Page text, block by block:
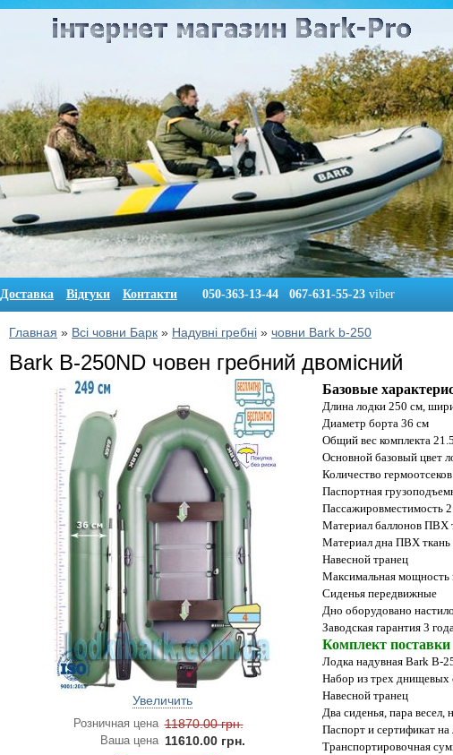
Доставка Відгуки Контакти 050-363-13-44 067-631-55-23 viber
Главная » Всі човни Барк » Надувні гребні » човни Bark b-250
Bark B-250ND човен гребний двомісний
Увеличить
Розничная цена 11870.00 грн.
Ваша цена 11610.00 грн.
Базовые
Длина лодки 250 см,
Диаметр борта 36 см
Общий вес комплекта
Основной базовый цвет
Количество
Паспортная
Пассажировместимость 2
Материал баллонов ПВХ
Материал дна ПВХ ткань
Навесной транец
Максимальная мощность
Сиденья передвижные
Дно оборудовано
Заводская гарантия 3
Комплект поставки
Лодка надувная Bark B-
Набор из трех днищевых
Навесной транец
Два сиденья, пара весел,
Паспорт и сертификат на
Транспортировочная